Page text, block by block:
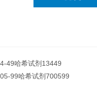
49哈希试剂13449
99哈希试剂700599